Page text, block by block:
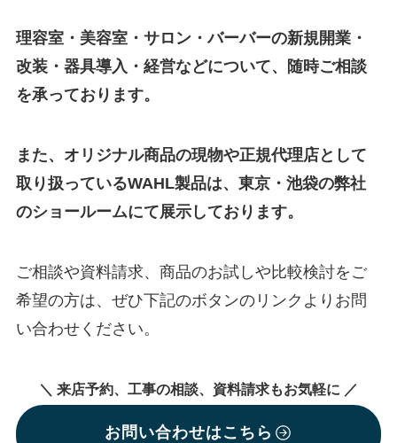
理容室・美容室・サロン・バーバーの新規開業・
改装・器具導入・経営などについて、随時ご相談
を承っております。
また、オリジナル商品の現物や正規代理店として
取り扱っているWAHL製品は、東京・池袋の弊社
のショールームにて展示しております。
ご相談や資料請求、商品のお試しや比較検討をご
希望の方は、ぜひ下記のボタンのリンクよりお問
い合わせください。
＼ 来店予約、工事の相談、資料請求もお気軽に ／
お問い合わせはこちら